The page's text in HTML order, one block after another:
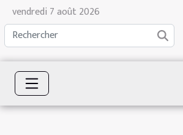
vendredi 7 août 2026